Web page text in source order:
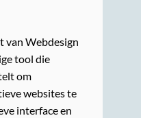
van Webdesign
tool die
om
websites te
interface en